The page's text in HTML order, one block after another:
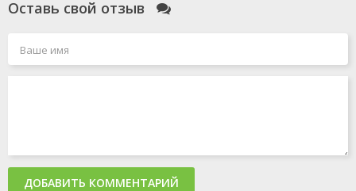
Оставь свой отзыв
ДОБАВИТЬ КОММЕНТАРИЙ